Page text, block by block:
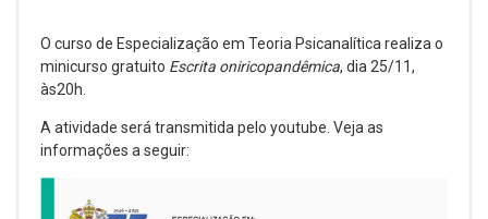
O curso de Especialização em Teoria Psicanalítica realiza o
minicurso gratuito Escrita oniricopandêmica, dia 25/11,
às20h.
A atividade será transmitida pelo youtube. Veja as
informações a seguir: